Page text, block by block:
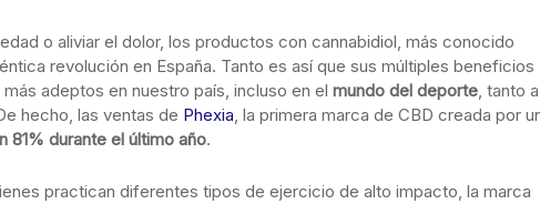
o aliviar el dolor, los productos con cannabidiol, más conocido
revolución en España. Tanto es así que sus múltiples beneficios
adeptos en nuestro país, incluso en el mundo del deporte, tanto a
hecho, las ventas de Phexia, la primera marca de CBD creada por
81% durante el último año.
practican diferentes tipos de ejercicio de alto impacto, la marca